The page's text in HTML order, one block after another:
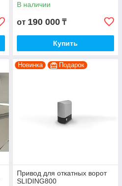
В наличии
от 190 000 ₸
Купить
Новинка Подарок
Привод для откатных ворот
SLIDING800